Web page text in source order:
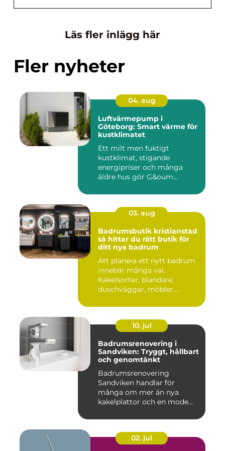
Läs fler inlägg här
Fler nyheter
04. aug
Luftvärmepump i
Göteborg: Smart värme för
kustklimatet
Ett milt men fuktigt
kustklimat, stigande
energipriser och många
äldre hus gör G&oum...
03. aug
Badrumsbutik kristianstad
så hittar du rätt butik för
ditt nya badrum
Att planera ett nytt badrum
innebär många val.
Kakelsorter, blandare,
duschväggar, möbler,
10. jul
Badrumsrenovering i
Sandviken: Tryggt, hållbart
och genomtänkt
Badrumsrenovering
Sandviken handlar för
många om mer än nya
kakelplattor och en mode...
02. jul